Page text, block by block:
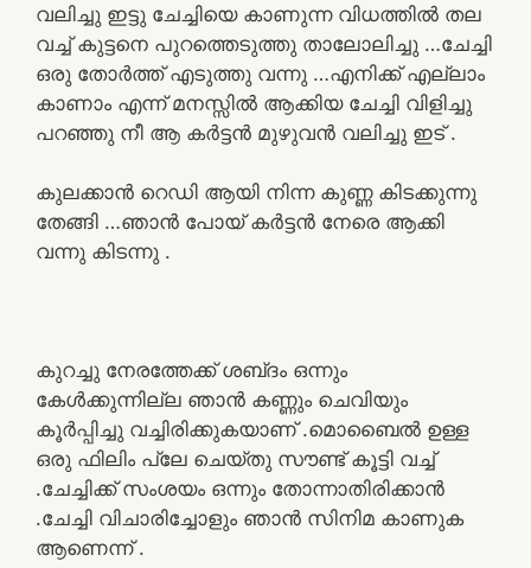
വലിച്ചു ഇട്ടു ചേച്ചിയെ കാണുന്ന വിധത്തിൽ തല
വച്ച് കുട്ടനെ പുറത്തെടുത്തു താലോലിച്ചു …ചേച്ചി
ഒരു തോർത്ത് എടുത്തു വന്നു …എനിക്ക് എല്ലാം
കാണാം എന്ന് മനസ്സിൽ ആക്കിയ ചേച്ചി വിളിച്ചു
പറഞ്ഞു നീ ആ കർട്ടൻ മുഴുവൻ വലിച്ചു ഇട് .
കുലക്കാൻ റെഡി ആയി നിന്ന കുണ്ണ കിടക്കുന്നു
തേങ്ങി …ഞാൻ പോയ്‌ കർട്ടൻ നേരെ ആക്കി
വന്നു കിടന്നു .
കുറച്ചു നേരത്തേക്ക് ശബ്‌ദം ഒന്നും
കേൾക്കുന്നില്ല ഞാൻ കണ്ണും ചെവിയും
കൂർപ്പിച്ചു വച്ചിരിക്കുകയാണ് .മൊബൈൽ ഉള്ള
ഒരു ഫിലിം പ്ലേ ചെയ്തു സൗണ്ട് കൂട്ടി വച്ച്
.ചേച്ചിക്ക് സംശയം ഒന്നും തോന്നാതിരിക്കാൻ
.ചേച്ചി വിചാരിച്ചോളും ഞാൻ സിനിമ കാണുക
ആണെന്ന് .